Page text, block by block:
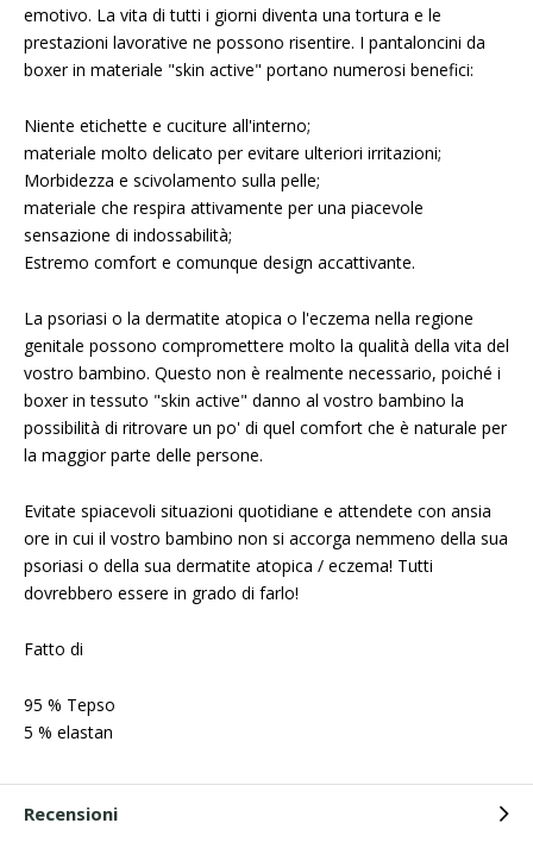
emotivo. La vita di tutti i giorni diventa una tortura e le
prestazioni lavorative ne possono risentire. I pantaloncini da
boxer in materiale "skin active" portano numerosi benefici:
Niente etichette e cuciture all'interno;
materiale molto delicato per evitare ulteriori irritazioni;
Morbidezza e scivolamento sulla pelle;
materiale che respira attivamente per una piacevole
sensazione di indossabilità;
Estremo comfort e comunque design accattivante.
La psoriasi o la dermatite atopica o l'eczema nella regione
genitale possono compromettere molto la qualità della vita del
vostro bambino. Questo non è realmente necessario, poiché i
boxer in tessuto "skin active" danno al vostro bambino la
possibilità di ritrovare un po' di quel comfort che è naturale per
la maggior parte delle persone.
Evitate spiacevoli situazioni quotidiane e attendete con ansia
ore in cui il vostro bambino non si accorga nemmeno della sua
psoriasi o della sua dermatite atopica / eczema! Tutti
dovrebbero essere in grado di farlo!
Fatto di
95 % Tepso
5 % elastan
Recensioni